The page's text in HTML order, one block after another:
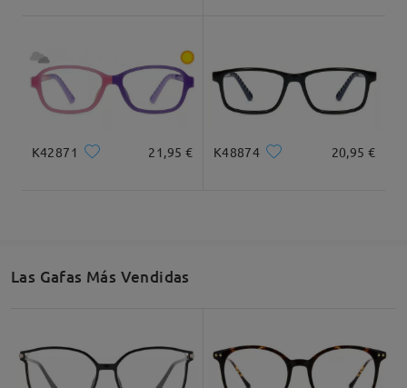
K42871 21,95 € K48874 20,95 €
Las Gafas Más Vendidas